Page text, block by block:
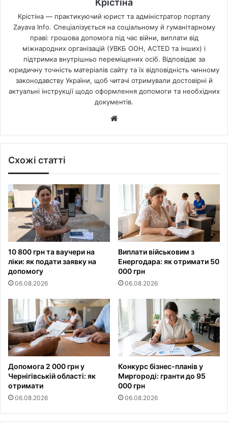
Крістіна
Крістіна — практикуючий юрист та адміністратор порталу
Zayava Info. Спеціалізується на соціальному й гуманітарному
праві: грошова допомога під час війни, виплати від
міжнародних організацій (УВКБ ООН, ACTED та інших) і
підтримка внутрішньо переміщених осіб. Відповідає за
юридичну точність матеріалів сайту та їх відповідність чинному
законодавству України, щоб читачі отримували достовірні й
актуальні інструкції щодо оформлення допомоги та необхідних
документів.
Схожі статті
10 800 грн та ваучери на
ліки: як подати заявку на
допомогу
06.08.2026
Виплати військовим з
Енергодара: як отримати 50
000 грн
06.08.2026
Допомога 2 000 грн у
Чернігівській області: як
отримати
06.08.2026
Конкурс бізнес-планів у
Миргороді: гранти до 95
000 грн
06.08.2026